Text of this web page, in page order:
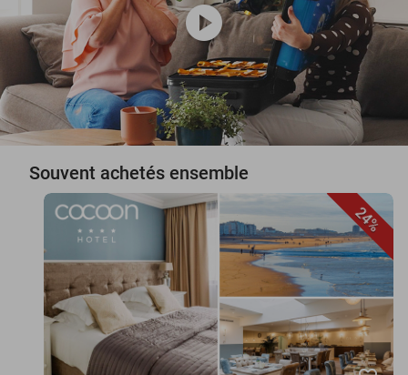
play_circle
Souvent achetés ensemble
24%